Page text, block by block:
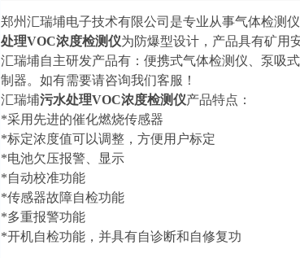
郑州汇瑞埔电子技术有限公司是专业从事气体检测
处理VOC浓度检测仪为防爆型设计，产品具有矿用
汇瑞埔自主研发产品有：便携式气体检测仪、泵吸
制器。如有需要请咨询我们客服！
汇瑞埔污水处理VOC浓度检测仪产品特点：
*采用先进的催化燃烧传感器
*标定浓度值可以调整，方便用户标定
*电池欠压报警、显示
*自动校准功能
*传感器故障自检功能
*多重报警功能
*开机自检功能，并具有自诊断和自修复功